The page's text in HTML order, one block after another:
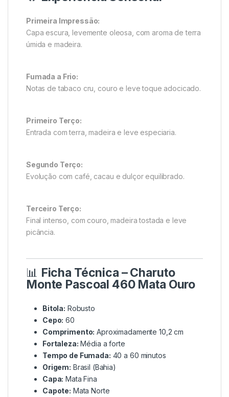
Primeira Impressão:
Capa escura, levemente oleosa, com aroma de terra
úmida e madeira.
Fumada a Frio:
Notas de tabaco cru, couro e leve toque adocicado.
Primeiro Terço:
Entrada com terra, madeira e leve especiaria.
Segundo Terço:
Evolução com café, cacau e dulçor equilibrado.
Terceiro Terço:
Final intenso, com couro, madeira tostada e leve
picância.
📊 Ficha Técnica – Charuto
Monte Pascoal 460 Mata Ouro
Bitola: Robusto
Cepo: 60
Comprimento: Aproximadamente 10,2 cm
Fortaleza: Média a forte
Tempo de Fumada: 40 a 60 minutos
Origem: Brasil (Bahia)
Capa: Mata Fina
Capote: Mata Norte